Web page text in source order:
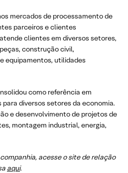
mercados de processamento de
parceiros e clientes
clientes em diversos setores,
construção civil,
equipamentos, utilidades
como referência em
diversos setores da economia.
e desenvolvimento de projetos de
montagem industrial, energia,
acesse o site de relação
aqui.